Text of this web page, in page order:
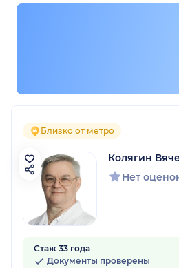
Близко от метро
Колягин
Нет
Стаж 33 года
Документы проверены